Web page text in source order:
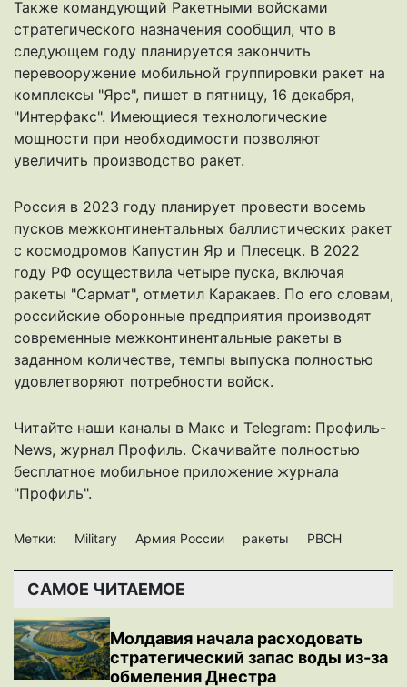
Также командующий Ракетными войсками
стратегического назначения сообщил, что в
следующем году планируется закончить
перевооружение мобильной группировки ракет на
комплексы "Ярс", пишет в пятницу, 16 декабря,
"Интерфакс". Имеющиеся технологические
мощности при необходимости позволяют
увеличить производство ракет.
Россия в 2023 году планирует провести восемь
пусков межконтинентальных баллистических ракет
с космодромов Капустин Яр и Плесецк. В 2022
году РФ осуществила четыре пуска, включая
ракеты "Сармат", отметил Каракаев. По его словам,
российские оборонные предприятия производят
современные межконтинентальные ракеты в
заданном количестве, темпы выпуска полностью
удовлетворяют потребности войск.
Читайте наши каналы в Макс и Telegram: Профиль-
News, журнал Профиль. Скачивайте полностью
бесплатное мобильное приложение журнала
"Профиль".
Метки: Military Армия России ракеты РВСН
САМОЕ ЧИТАЕМОЕ
Молдавия начала расходовать
стратегический запас воды из-за
обмеления Днестра